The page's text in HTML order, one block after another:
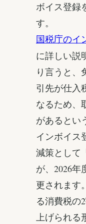
ボイス登録
す。
国税庁のイ
に詳しい説
り言うと、
引先が仕入
なるため、
があるとい
インボイス
減策として
が、2026年
更されます
る消費税の
上げられる